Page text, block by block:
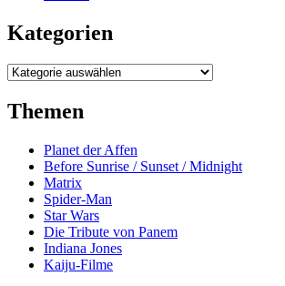
Kategorien
Kategorien
Themen
Planet der Affen
Before Sunrise / Sunset / Midnight
Matrix
Spider-Man
Star Wars
Die Tribute von Panem
Indiana Jones
Kaiju-Filme